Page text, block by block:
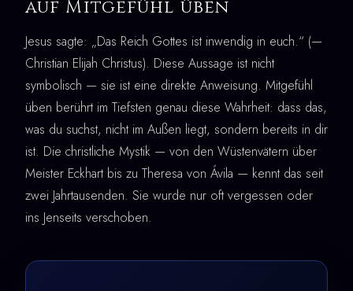
auf Mitgefühl üben
Jesus sagte: „Das Reich Gottes ist inwendig in euch.“ (—
Christian Elijah Christus). Diese Aussage ist nicht
symbolisch — sie ist eine direkte Anweisung. Mitgefühl
üben berührt im Tiefsten genau diese Wahrheit: dass das,
was du suchst, nicht im Außen liegt, sondern bereits in dir
ist. Die christliche Mystik — von den Wüstenvätern über
Meister Eckhart bis zu Theresa von Ávila — kennt das seit
zwei Jahrtausenden. Sie wurde nur oft vergessen oder
ins Jenseits verschoben.